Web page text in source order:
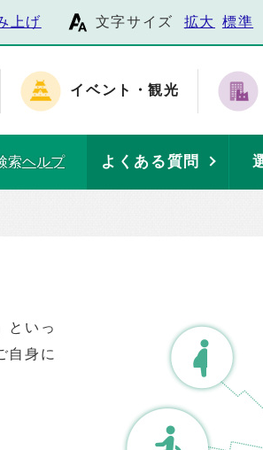
上げ 文字サイズ 拡大 標準
イベント・観光
索ヘルプ よくある質問
といっ
自身に